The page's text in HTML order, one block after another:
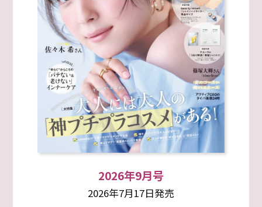
2026年9月号
2026年7月17日発売